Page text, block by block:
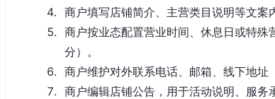
商户填写店铺简介、主营类目说明等文案
商户按业态配置营业时间、休息日或特
分）。
商户维护对外联系电话、邮箱、线下地址
商户编辑店铺公告，用于活动说明、服务